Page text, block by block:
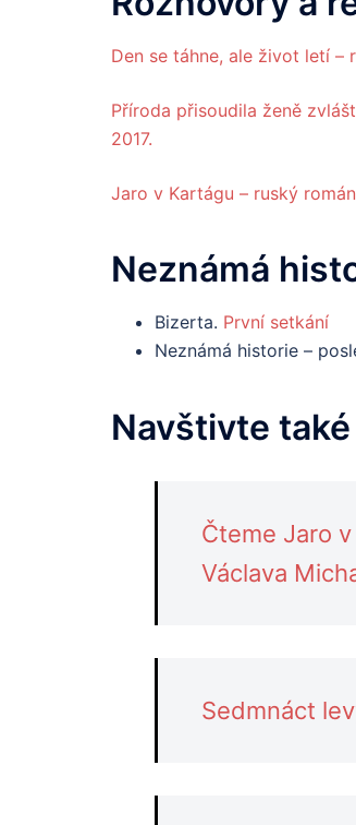
Den se táhne, ale život letí
Příroda přisoudila ženě
2017.
Jaro v Kartágu – ruský
Neznámá
Bizerta. První setkání
Neznámá historie –
Navštivte
Čteme Jaro
Václava
Sedmnáct